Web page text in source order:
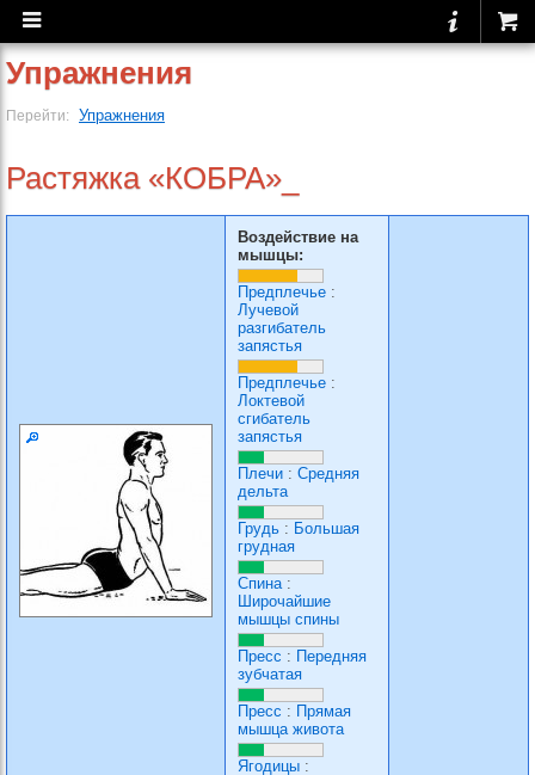
Упражнения
Перейти: Упражнения
Растяжка «КОБРА»_
Воздействие на
мышцы:
Предплечье :
Лучевой
разгибатель
запястья
Предплечье :
Локтевой
сгибатель
запястья
Плечи : Средняя
дельта
Грудь : Большая
грудная
Спина:
Широчайшие
мышцы спины
Пресс : Передняя
зубчатая
Пресс : Прямая
мышца живота
Ягодицы :